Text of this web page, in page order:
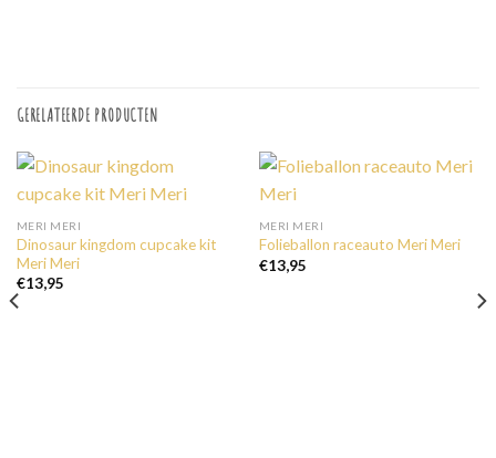
GERELATEERDE PRODUCTEN
MERI MERI
Dinosaur kingdom cupcake kit
Meri Meri
€13,95
MERI MERI
Folieballon raceauto Meri Meri
€13,95